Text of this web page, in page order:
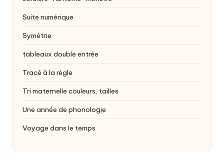
Suite numérique
Symétrie
tableaux double entrée
Tracé à la règle
Tri maternelle couleurs, tailles
Une année de phonologie
Voyage dans le temps